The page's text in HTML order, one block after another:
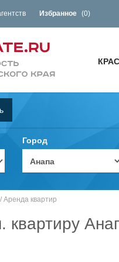
Избранное (0)
Город
/ Аренда квартир
квартиру